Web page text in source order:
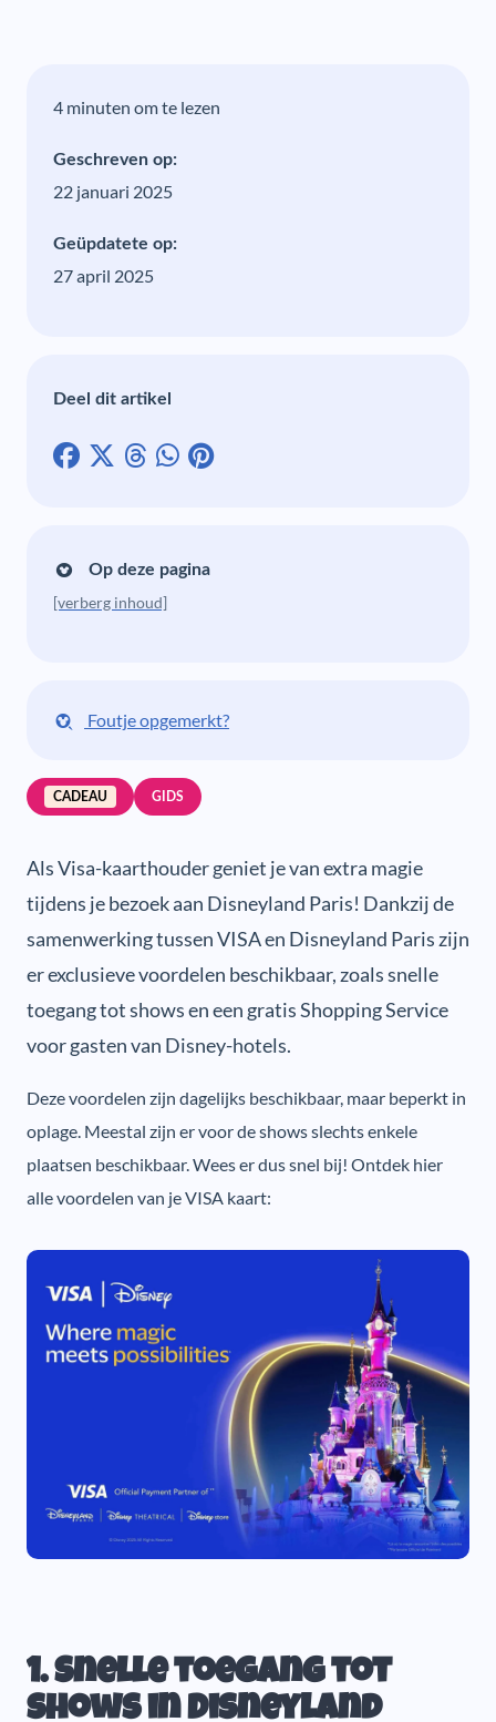
4 minuten om te lezen
Geschreven op:
22 januari 2025
Geüpdatete op:
27 april 2025
Deel dit artikel
Op deze pagina
[verberg inhoud]
Foutje opgemerkt?
CADEAU GIDS
Als Visa-kaarthouder geniet je van extra magie
tijdens je bezoek aan Disneyland Paris! Dankzij de
samenwerking tussen VISA en Disneyland Paris zijn
er exclusieve voordelen beschikbaar, zoals snelle
toegang tot shows en een gratis Shopping Service
voor gasten van Disney-hotels.
Deze voordelen zijn dagelijks beschikbaar, maar beperkt in
oplage. Meestal zijn er voor de shows slechts enkele
plaatsen beschikbaar. Wees er dus snel bij! Ontdek hier
alle voordelen van je VISA kaart:
1. Snelle toegang tot
shows in Disneyland